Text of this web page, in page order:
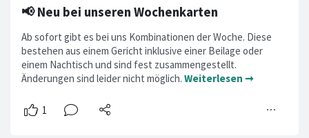
📢 Neu bei unseren Wochenkarten
Ab sofort gibt es bei uns Kombinationen der Woche. Diese
bestehen aus einem Gericht inklusive einer Beilage oder
einem Nachtisch und sind fest zusammengestellt.
Änderungen sind leider nicht möglich. Weiterlesen ➞